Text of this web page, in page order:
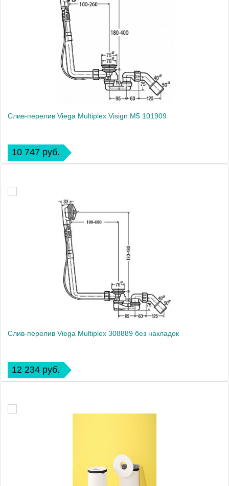
Слив-перелив Viega Multiplex Visign M5 101909
10 747 руб.
Слив-перелив Viega Multiplex 308889 без накладок
12 234 руб.